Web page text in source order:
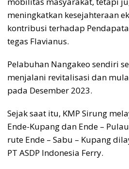
meningkatkan kesejahteraan
kontribusi terhadap
tegas Flavianus.
Pelabuhan Nangakeo sendiri
menjalani revitalisasi dan
pada Desember 2023.
Sejak saat itu, KMP Sirung
Ende-Kupang dan Ende –
rute Ende – Sabu – Kupang
PT ASDP Indonesia Ferry.